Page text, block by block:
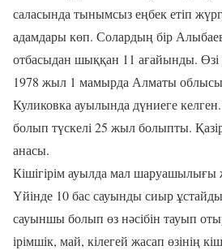
саласында тынымсыз еңбек етіп
адамдары көп. Солардың бір
отбасыдан шыққан 11 ағайынды. Өзі
1978 жыл 1 мамырда Алматы
Куликовка ауылында дүниеге
болып түскелі 25 жыл болыпты.
анасы.
Кішігірім ауылда мал
Үйінде 10 бас сауынды сиыр
сауыншы болып өз нәсібін тауып
ірімшік, май, кілегей жасап өзінің